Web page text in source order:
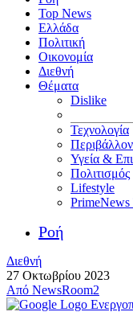
Top News
Ελλάδα
Πολιτική
Οικονομία
Διεθνή
Θέματα
Dislike
Τεχνολογία
Υγεία &
Πολιτισμός
Lifestyle
Ροή
Διεθνή
27 Οκτωβρίου 2023
Από NewsRoom2